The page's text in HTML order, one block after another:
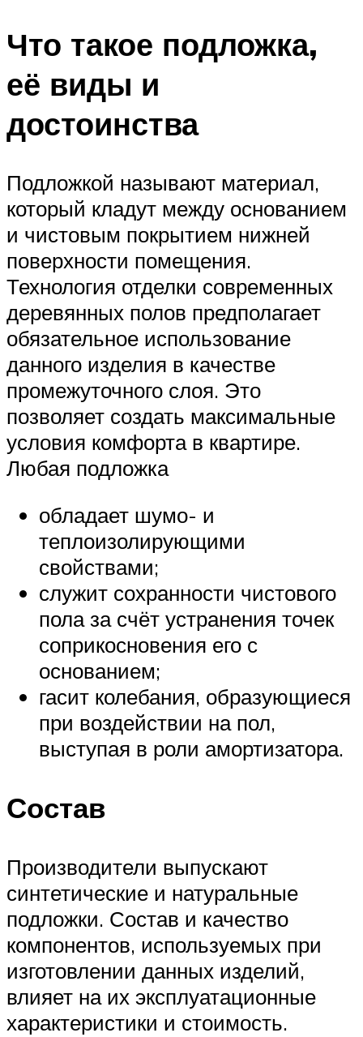
Что такое подложка,
её виды и
достоинства
Подложкой называют материал,
который кладут между основанием
и чистовым покрытием нижней
поверхности помещения.
Технология отделки современных
деревянных полов предполагает
обязательное использование
данного изделия в качестве
промежуточного слоя. Это
позволяет создать максимальные
условия комфорта в квартире.
Любая подложка
обладает шумо- и
теплоизолирующими
свойствами;
служит сохранности чистового
пола за счёт устранения точек
соприкосновения его с
основанием;
гасит колебания, образующиеся
при воздействии на пол,
выступая в роли амортизатора.
Состав
Производители выпускают
синтетические и натуральные
подложки. Состав и качество
компонентов, используемых при
изготовлении данных изделий,
влияет на их эксплуатационные
характеристики и стоимость.